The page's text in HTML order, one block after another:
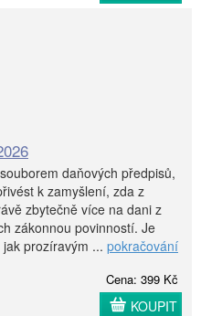
daňových předpisů,
k zamyšlení, zda z
zbytečně více na dani z
zákonnou povinností. Je
prozíravým ... pokračování
Cena: 399 Kč
KOUPIT